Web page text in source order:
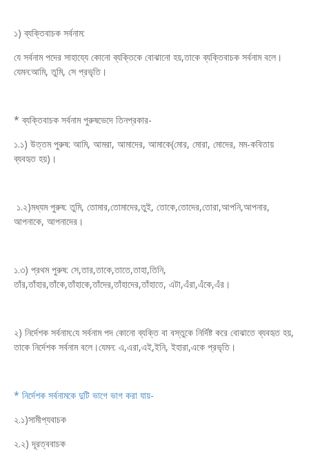
১) ব্যক্তিবাচক সর্বনাম:
যে সর্বনাম পদের সাহায্যে কোনো ব্যক্তিকে বোঝানো হয়,তাকে ব্যক্তিবাচক সর্বনাম বলে।
যেমন:আমি, তুমি, সে প্রভৃতি।
* ব্যক্তিবাচক সর্বনাম পুরুষভেদে তিনপ্রকার-
১.১) উত্তম পুরুষ: আমি, আমরা, আমাদের, আমাকে(মোর, মোরা, মোদের, মম-কবিতায়
ব্যবহৃত হয়)।
১.২)মধ্যম পুরুষ: তুমি, তোমার,তোমাদের,তুই, তোকে,তোদের,তোরা,আপনি,আপনার,
আপনাকে, আপনাদের।
১.৩) প্রথম পুরুষ: সে,তার,তাকে,তাতে,তাহা,তিনি,
তাঁর,তাঁহার,তাঁকে,তাঁহাকে,তাঁদের,তাঁহাদের,তাঁহাতে, এটা,এঁরা,এঁকে,এঁর।
২) নির্দেশক সর্বনাম:যে সর্বনাম পদ কোনো ব্যক্তি বা বস্তুকে নির্দিষ্ট করে বোঝাতে ব্যবহৃত হয়,
তাকে নির্দেশক সর্বনাম বলে।যেমন: এ,এরা,এই,ইনি, ইহারা,একে প্রভৃতি।
* নির্দেশক সর্বনামকে দুটি ভাগে ভাগ করা যায়-
২.১)সামীপ্যবাচক
২.২) দূরত্ববাচক